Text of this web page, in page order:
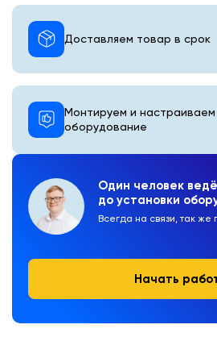
Один человек
до установки
Всегда на связи, так же
Начать
Монтируем и настраиваем
оборудование
Доставляем товар в срок